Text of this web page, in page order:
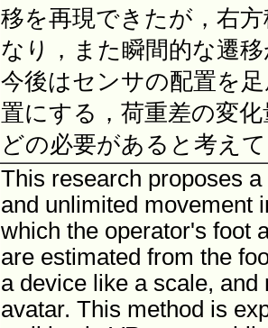
移を再現できたが，右
なり，また瞬間的な遷
今後はセンサの配置を
置にする，荷重差の変
どの必要があると考え
This research proposes
and unlimited movement
which the operator's foot
are estimated from the
a device like a scale, and
avatar. This method is